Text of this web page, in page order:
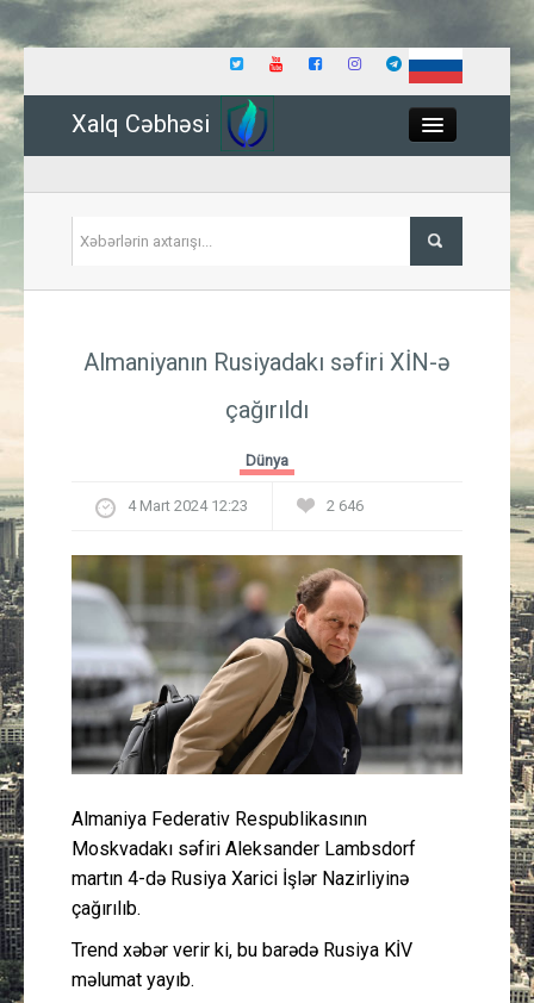
Xalq Cəbhəsi
İqtisadiyyat
Güney Azərbaycan
Mədəniyyət
Müsahibə
İdman
Almaniyanın Rusiyadakı səfiri XİN-ə
çağırıldı
Dünya
4 Mart 2024 12:23 2 646
Almaniya Federativ Respublikasının
Moskvadakı səfiri Aleksander Lambsdorf
martın 4-də Rusiya Xarici İşlər Nazirliyinə
çağırılıb.
Trend xəbər verir ki, bu barədə Rusiya KİV
məlumat yayıb.